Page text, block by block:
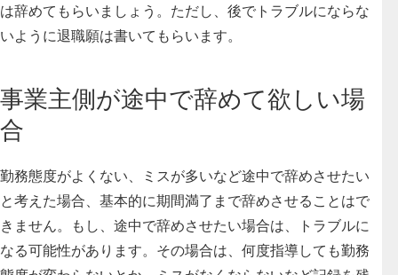
は辞めてもらいましょう。ただし、後でトラブルにならな
いように退職願は書いてもらいます。
事業主側が途中で辞めて欲しい場
合
勤務態度がよくない、ミスが多いなど途中で辞めさせたい
と考えた場合、基本的に期間満了まで辞めさせることはで
きません。もし、途中で辞めさせたい場合は、トラブルに
なる可能性があります。その場合は、何度指導しても勤務